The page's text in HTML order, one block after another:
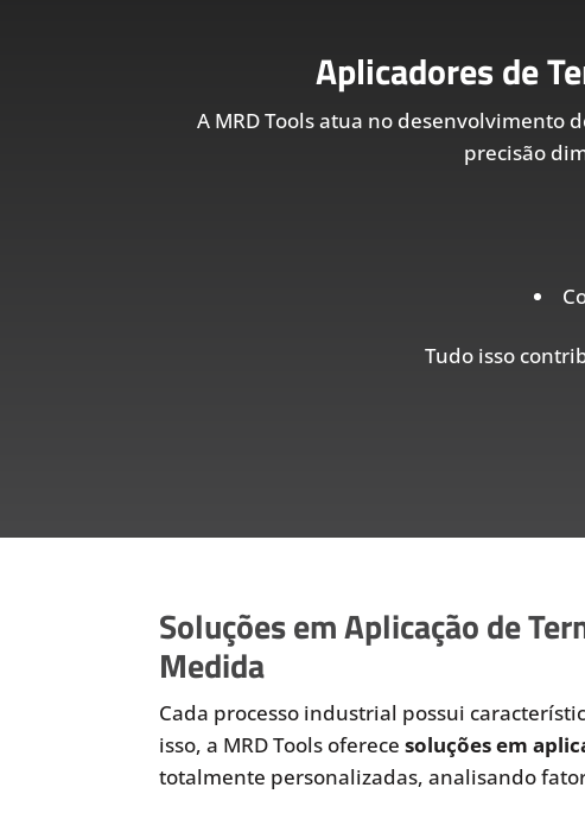
Aplicadores de
A MRD Tools atua no desenvolvimento
precisão
Tudo isso
Soluções em Aplicação de
Medida
Cada processo industrial possui
isso, a MRD Tools oferecesoluções em
totalmente personalizadas, analisando